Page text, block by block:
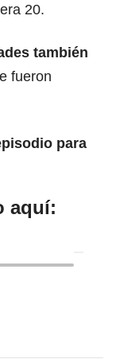
20.
también
fueron
para
aquí: